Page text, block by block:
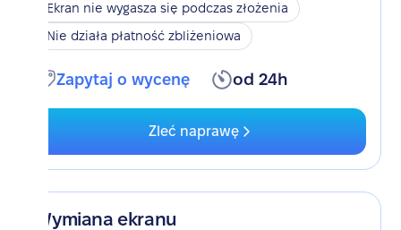
Ekran nie wygasza się podczas złożenia
Nie działa płatność zbliżeniowa
Zapytaj o wycenę od 24h
Zleć naprawę
Wymiana ekranu